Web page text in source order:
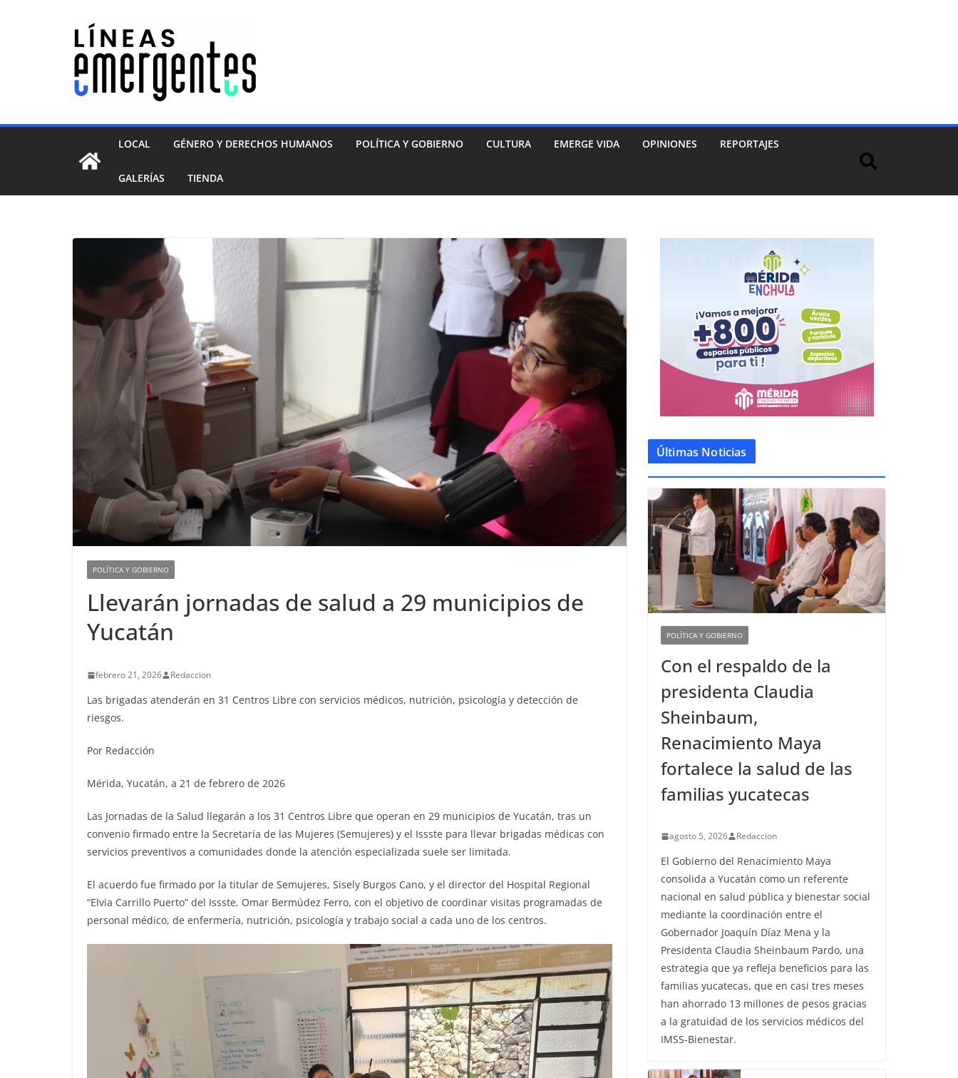
LOCAL GÉNERO Y DERECHOS HUMANOS POLÍTICA Y GOBIERNO CULTURA EMERGE VIDA OPINIONES REPORTAJES
GALERÍAS TIENDA
POLÍTICA Y GOBIERNO
Llevarán jornadas de salud a 29 municipios de
Yucatán
febrero 21, 2026 Redaccion
Las brigadas atenderán en 31 Centros Libre con servicios médicos, nutrición, psicología y detección de
riesgos.
Por Redacción
Mérida, Yucatán, a 21 de febrero de 2026
Las Jornadas de la Salud llegarán a los 31 Centros Libre que operan en 29 municipios de Yucatán, tras un
convenio firmado entre la Secretaría de las Mujeres (Semujeres) y el Issste para llevar brigadas médicas con
servicios preventivos a comunidades donde la atención especializada suele ser limitada.
El acuerdo fue firmado por la titular de Semujeres, Sisely Burgos Cano, y el director del Hospital Regional
“Elvia Carrillo Puerto” del Issste, Omar Bermúdez Ferro, con el objetivo de coordinar visitas programadas de
personal médico, de enfermería, nutrición, psicología y trabajo social a cada uno de los centros.
Últimas Noticias
POLÍTICA Y GOBIERNO
Con el respaldo de la
presidenta Claudia
Sheinbaum,
Renacimiento Maya
fortalece la salud de las
familias yucatecas
agosto 5, 2026 Redaccion
El Gobierno del Renacimiento Maya
consolida a Yucatán como un referente
nacional en salud pública y bienestar social
mediante la coordinación entre el
Gobernador Joaquín Díaz Mena y la
Presidenta Claudia Sheinbaum Pardo, una
estrategia que ya refleja beneficios para las
familias yucatecas, que en casi tres meses
han ahorrado 13 millones de pesos gracias
a la gratuidad de los servicios médicos del
IMSS-Bienestar.